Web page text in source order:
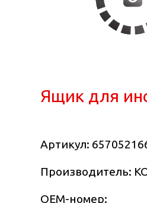
Ящик для
Артикул:
Производитель:
OEM-номер: